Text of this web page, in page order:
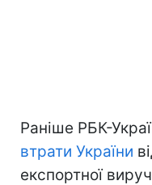
Раніше РБК-
втрати України
експортної